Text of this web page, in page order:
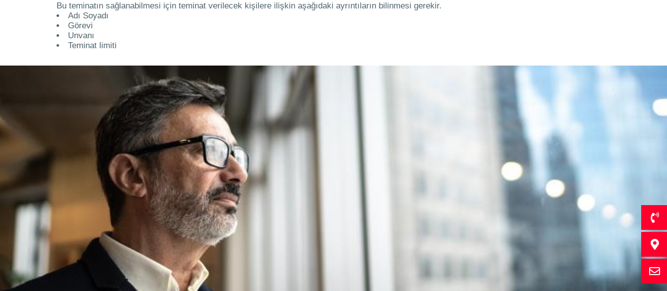
Bu teminatın sağlanabilmesi için teminat verilecek kişilere ilişkin aşağıdaki ayrıntıların bilinmesi gerekir.
Adı Soyadı
Görevi
Unvanı
Teminat limiti